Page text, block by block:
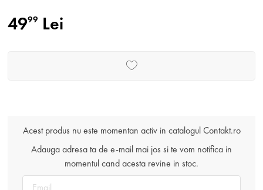
4999 Lei
Acest produs nu este momentan activ in catalogul Contakt.ro
Adauga adresa ta de e-mail mai jos si te vom notifica in
momentul cand acesta revine in stoc.